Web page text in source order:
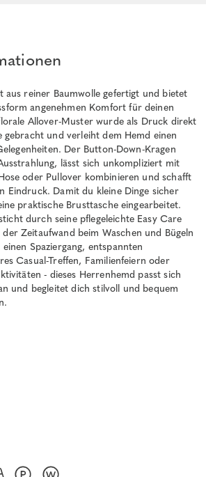
aus reiner Baumwolle gefertigt und bietet
angenehmen Komfort für deinen
Allover-Muster wurde als Druck direkt
gebracht und verleiht dem Hemd einen
Der Button-Down-Kragen
lässt sich unkompliziert mit
oder Pullover kombinieren und schafft
Eindruck. Damit du kleine Dinge sicher
praktische Brusttasche eingearbeitet.
durch seine pflegeleichte Easy Care
Zeitaufwand beim Waschen und Bügeln
Spaziergang, entspannten
Casual-Treffen, Familienfeiern oder
- dieses Herrenhemd passt sich
und begleitet dich stilvoll und bequem